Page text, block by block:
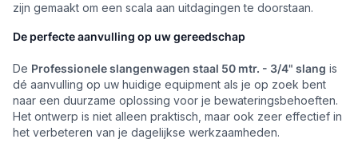
zijn gemaakt om een scala aan uitdagingen te doorstaan.
De perfecte aanvulling op uw gereedschap
De Professionele slangenwagen staal 50 mtr. - 3/4" slang is
dé aanvulling op uw huidige equipment als je op zoek bent
naar een duurzame oplossing voor je bewateringsbehoeften.
Het ontwerp is niet alleen praktisch, maar ook zeer effectief in
het verbeteren van je dagelijkse werkzaamheden.